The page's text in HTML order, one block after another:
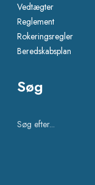
Vedtægter
Reglement
Rokeringsregler
Beredskabsplan
Søg